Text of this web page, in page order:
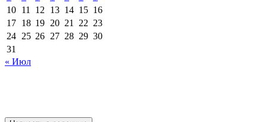
10 11 12 13 14 15 16
17 18 19 20 21 22 23
24 25 26 27 28 29 30
31
« Июл